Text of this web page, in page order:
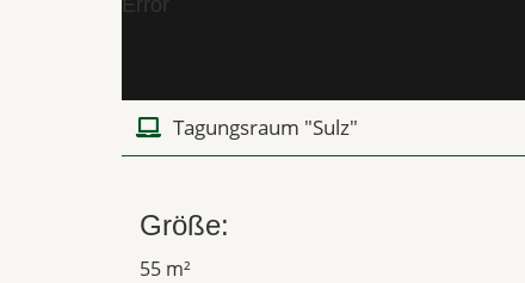
Error
Tagungsraum "Sulz"
Größe:
55 m²